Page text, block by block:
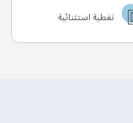
تغطية استثنائية